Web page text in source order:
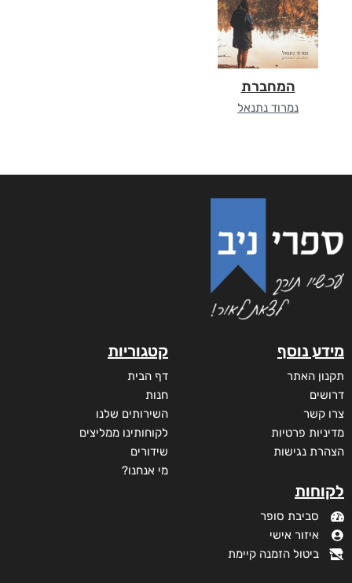
המחברת
נמרוד נתנאל
מידע נוסף
תקנון האתר
דרושים
צרו קשר
מדיניות פרטיות
הצהרת נגישות
לקוחות
סביבת סופר
איזור אישי
ביטול הזמנה קיימת
קטגוריות
דף הבית
חנות
השירותים שלנו
לקוחותינו ממליצים
שידורים
מי אנחנו?